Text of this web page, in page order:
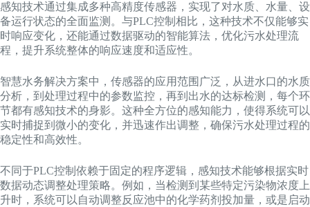
感知技术通过集成多种高精度传感器，实现了对水质、水量、设
备运行状态的全面监测。与PLC控制相比，这种技术不仅能够实
时响应变化，还能通过数据驱动的智能算法，优化污水处理流
程，提升系统整体的响应速度和适应性。
智慧水务解决方案中，传感器的应用范围广泛，从进水口的水质
分析，到处理过程中的参数监控，再到出水的达标检测，每个环
节都有感知技术的身影。这种全方位的感知能力，使得系统可以
实时捕捉到微小的变化，并迅速作出调整，确保污水处理过程的
稳定性和高效性。
不同于PLC控制依赖于固定的程序逻辑，感知技术能够根据实时
数据动态调整处理策略。例如，当检测到某些特定污染物浓度上
升时，系统可以自动调整反应池中的化学药剂投加量，或是启动